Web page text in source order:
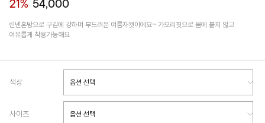
21% 54,000
린넨혼방으로 구김에 강하며 부드러운 여름자켓이에요~ 가오리핏으로 몸에 붙지 않고
여유롭게 착용가능해요
색상
사이즈